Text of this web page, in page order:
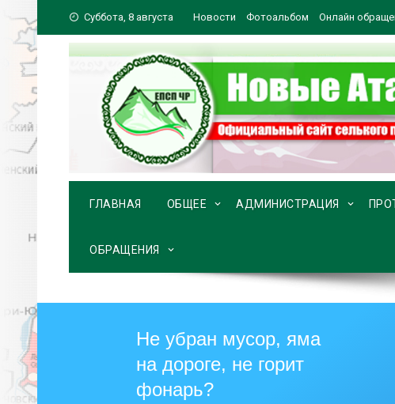
к
содержимому
Суббота, 8 августа Новости Фотоальбом Онлайн
ГЛАВНАЯ ОБЩЕЕ АДМИНИСТРАЦИЯ
ОБРАЩЕНИЯ
Не убран мусор, яма
на дороге, не горит
фонарь?